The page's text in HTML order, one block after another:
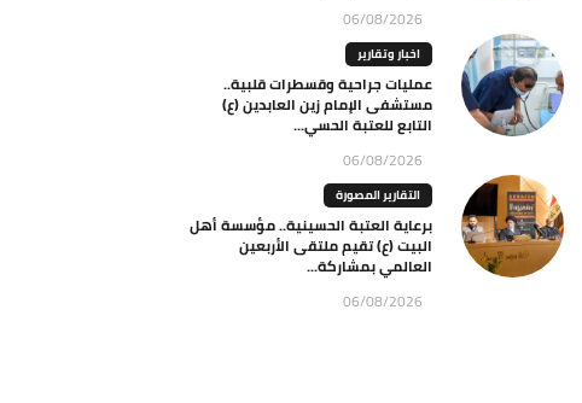
06/08/2026
اخبار وتقارير
عمليات جراحية وقسطرات قلبية..
مستشفى الإمام زين العابدين (ع)
التابع للعتبة الحسي...
06/08/2026
التقارير المصورة
برعاية العتبة الحسينية.. مؤسسة أهل
البيت (ع) تقيم ملتقى الأربعين
العالمي بمشاركة...
06/08/2026